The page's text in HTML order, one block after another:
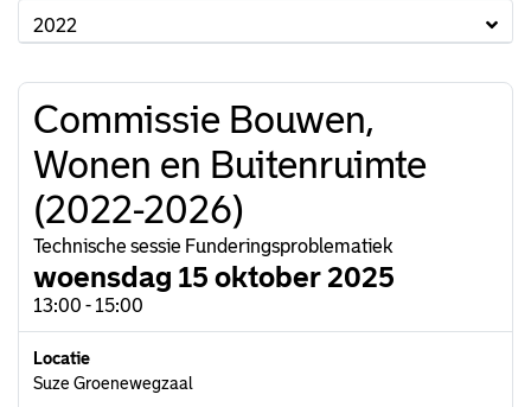
2022
Commissie Bouwen,
Wonen en Buitenruimte
(2022-2026)
Technische sessie Funderingsproblematiek
woensdag 15 oktober 2025
13:00 - 15:00
Locatie
Suze Groenewegzaal